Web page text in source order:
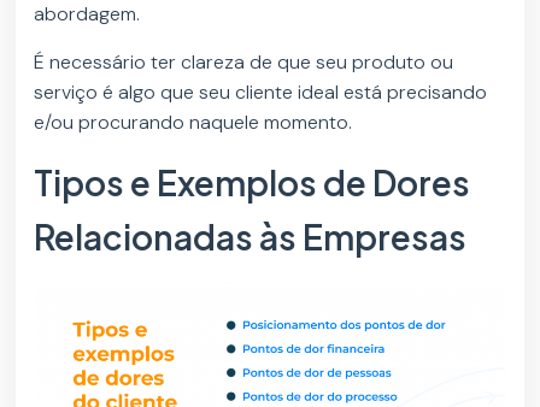
abordagem.
É necessário ter clareza de que seu produto ou
serviço é algo que seu cliente ideal está precisando
e/ou procurando naquele momento.
Tipos e Exemplos de Dores
Relacionadas às Empresas